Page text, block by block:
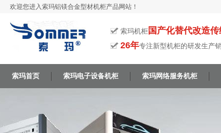
欢迎您进入索玛铝镁合金型材机柜产品网站！
索玛机柜国产化替代改造
26年专注新型机柜的研发生产
索玛首页 索玛电子设备机柜 索玛网络服务机柜